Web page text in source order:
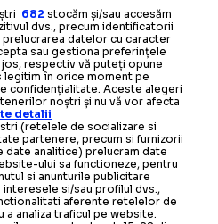
682 stocăm și/sau accesăm
dvs., precum identificatorii
datelor cu caracter
sau gestiona preferințele
jos, respectiv vă puteți opune
legitim în orice moment pe
confidențialitate. Aceste alegeri
noștri și nu vă vor afecta
detalii
(retelele de socializare si
partenere, precum si furnizorii
date analitice) prelucram date
ului sa functioneze, pentru
si anunturile publicitare
interesele si/sau profilul dvs.,
aferente retelelor de
a analiza traficul pe website.